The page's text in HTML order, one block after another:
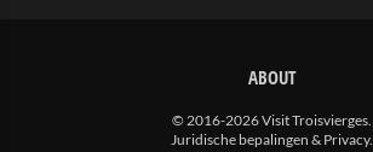
ABOUT
© 2016-2026 Visit Troisvierges.
Juridische bepalingen & Privacy.